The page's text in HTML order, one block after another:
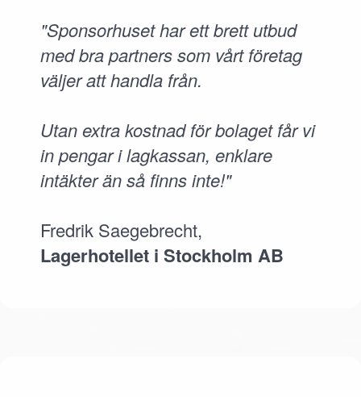
"Sponsorhuset har ett brett utbud
med bra partners som vårt företag
väljer att handla från.
Utan extra kostnad för bolaget får vi
in pengar i lagkassan, enklare
intäkter än så finns inte!"
Fredrik Saegebrecht,
Lagerhotellet i Stockholm AB